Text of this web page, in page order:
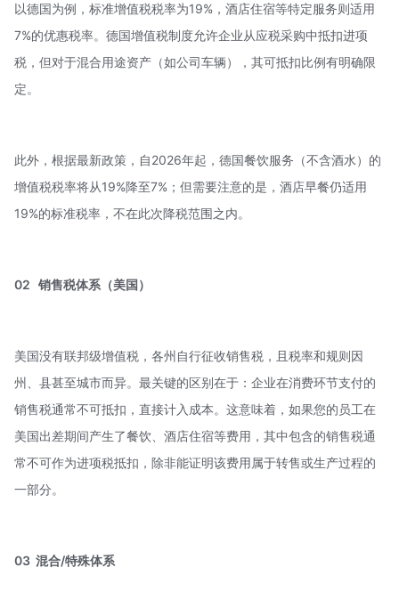
以德国为例，标准增值税税率为19%，酒店住宿等特定服务则适用
7%的优惠税率。德国增值税制度允许企业从应税采购中抵扣进项
税，但对于混合用途资产 （如公司车辆），其可抵扣比例有明确限
定。
此外，根据最新政策，自2026年起，德国餐饮服务（不含酒水）的
增值税税率将从19%降至7%；但需要注意的是，酒店早餐仍适用
19%的标准税率，不在此次降税范围之内。
02 销售税体系（美国）
美国没有联邦级增值税，各州自行征收销售税，且税率和规则因
州、县甚至城市而异。最关键的区别在于：企业在消费环节支付的
销售税通常不可抵扣，直接计入成本。这意味着，如果您的员工在
美国出差期间产生了餐饮、酒店住宿等费用，其中包含的销售税通
常不可作为进项税抵扣，除非能证明该费用属于转售或生产过程的
一部分。
03 混合/特殊体系